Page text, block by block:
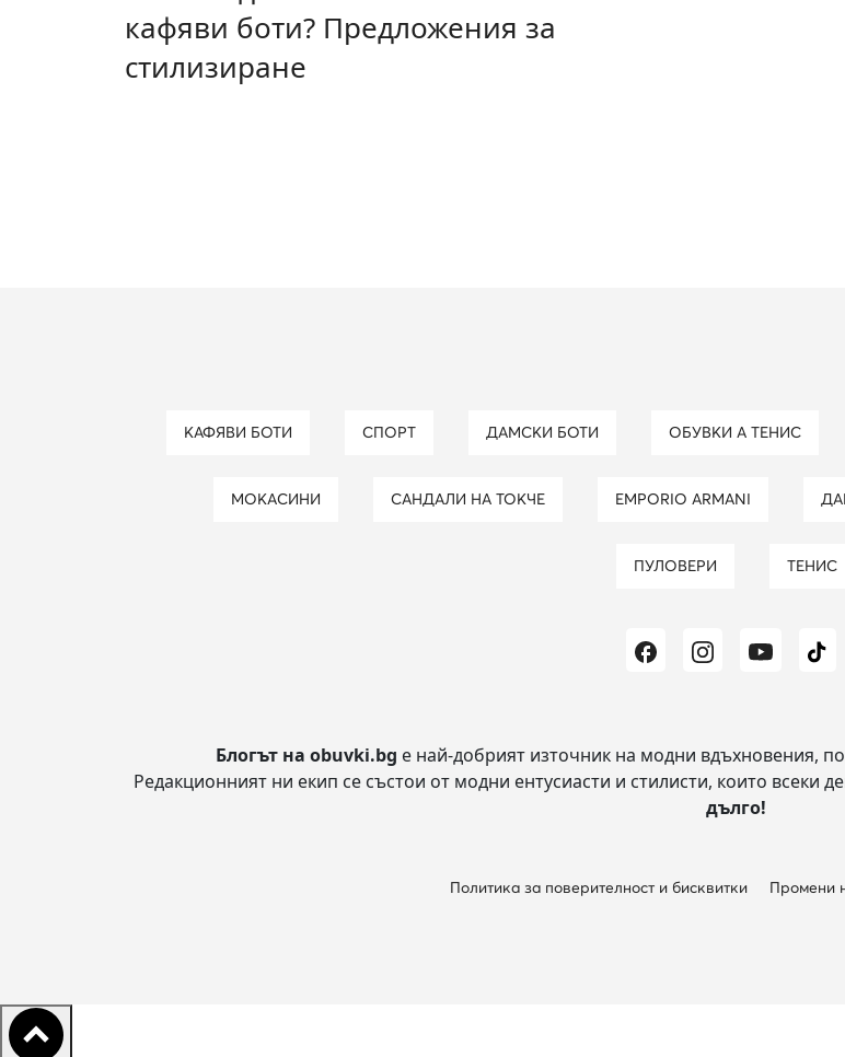
кафяви боти? Предложения за
стилизиране
КАФЯВИ БОТИ СПОРТ ДАМСКИ БОТИ ОБУВКИ А ТЕНИС
МОКАСИНИ САНДАЛИ НА ТОКЧЕ EMPORIO ARMANI
ПУЛОВЕРИ ТЕНИС
Блогът на obuvki.bg е най-добрият източник на модни вдъхновения,
Редакционният ни екип се състои от модни ентусиасти и стилисти, които всеки
дълго!
Политика за поверителност и бисквитки Промени